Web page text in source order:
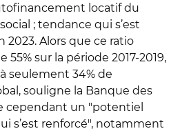
locatif du
; tendance qui s’est
2023. Alors que ce ratio
sur la période 2017-2019,
seulement 34% de
souligne la Banque des
cependant un "potentiel
s’est renforcé", notamment